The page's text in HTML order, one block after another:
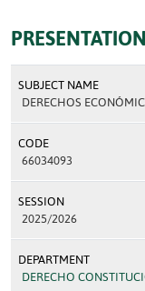
SUBJECT NAME
DERECHOS
CODE
66034093
SESSION
2025/2026
DEPARTMENT
DERECHO